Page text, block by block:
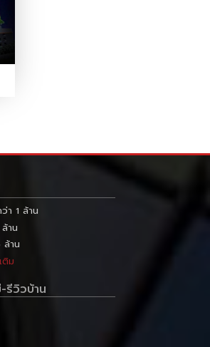
า 1 ล้าน
าน
ล้าน
ติม
รีวิวบ้าน